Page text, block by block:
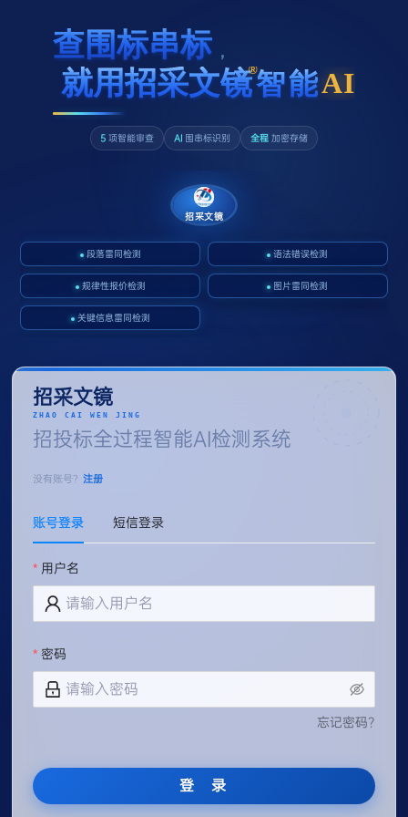
查围标串标 ，
就用招采文镜®智能AI
5项智能审查 AI围串标识别 全程加密存储
招采文镜
段落雷同检测 语法错误检测
规律性报价检测 图片雷同检测
关键信息雷同检测
招采文镜
ZHAO CAI WEN JING
招投标全过程智能AI检测系统
没有账号？注册
账号登录 短信登录
用户名
密码
忘记密码?
登 录